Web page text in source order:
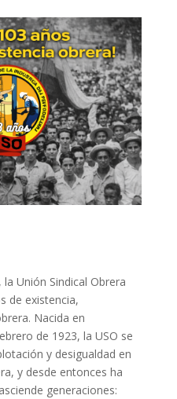
Unión Sindical Obrera
de existencia,
Nacida en
de 1923, la USO se
y desigualdad en
y desde entonces ha
generaciones: